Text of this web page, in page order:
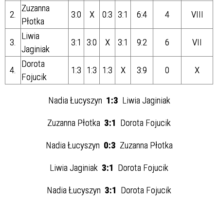
2.
Zuzanna
Płotka
3:0 X 0:3 3:1 6:4 4 VIII
3.
Liwia
Jaginiak
3:1 3:0 X 3:1 9:2 6 VII
4.
Dorota
Fojucik
1:3 1:3 1:3 X 3:9 0 X
Nadia Łucyszyn 1:3 Liwia Jaginiak
Zuzanna Płotka 3:1 Dorota Fojucik
Nadia Łucyszyn 0:3 Zuzanna Płotka
Liwia Jaginiak 3:1 Dorota Fojucik
Nadia Łucyszyn 3:1 Dorota Fojucik